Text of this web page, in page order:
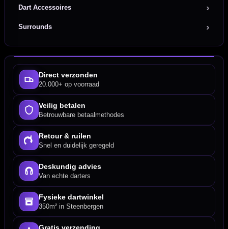
Dart Accessoires
Surrounds
Direct verzonden
20.000+ op voorraad
Veilig betalen
Betrouwbare betaalmethodes
Retour & ruilen
Snel en duidelijk geregeld
Deskundig advies
Van echte darters
Fysieke dartwinkel
350m² in Steenbergen
Gratis verzending